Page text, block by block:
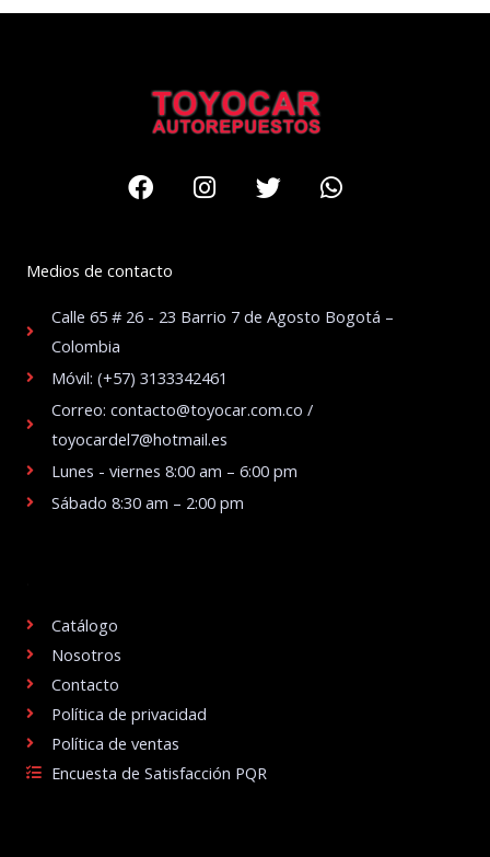
FacebookInstagram
TwitterWhatsapp
Medios de contacto
Calle 65 # 26 - 23 Barrio 7 de Agosto Bogotá –
Colombia
Móvil: (+57) 3133342461
Correo: contacto@toyocar.com.co /
toyocardel7@hotmail.es
Lunes - viernes 8:00 am – 6:00 pm
Sábado 8:30 am – 2:00 pm
Catálogo
Nosotros
Contacto
Política de privacidad
Política de ventas
Encuesta de Satisfacción PQR